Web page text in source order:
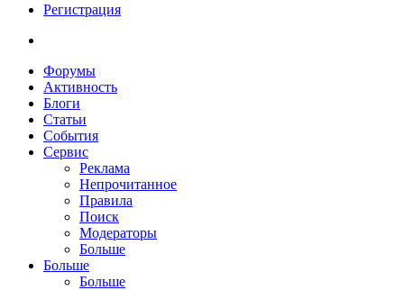
Регистрация
Форумы
Активность
Блоги
Статьи
События
Сервис
Реклама
Непрочитанное
Правила
Поиск
Модераторы
Больше
Больше
Больше